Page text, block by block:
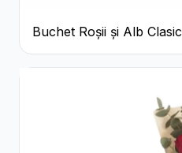
Buchet Roșii și Alb Clasic